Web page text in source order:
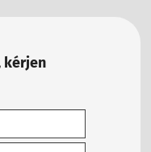
kérjen